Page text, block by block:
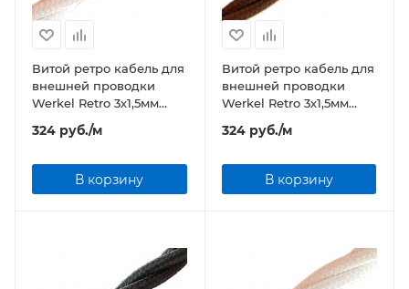
Витой ретро кабель для
внешней проводки
Werkel Retro 3х1,5мм
324 руб./м
В корзину
Витой ретро кабель для
внешней проводки
Werkel Retro 3х1,5мм
коричневый
324руб./м
В корзину